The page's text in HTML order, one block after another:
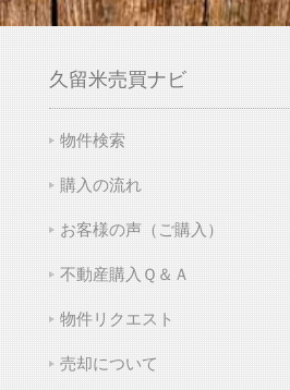
久留米売買ナビ
物件検索
購入の流れ
お客様の声（ご購入）
不動産購入Ｑ＆Ａ
物件リクエスト
売却について